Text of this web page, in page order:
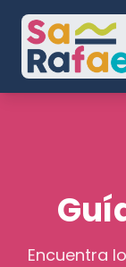
Encuentra